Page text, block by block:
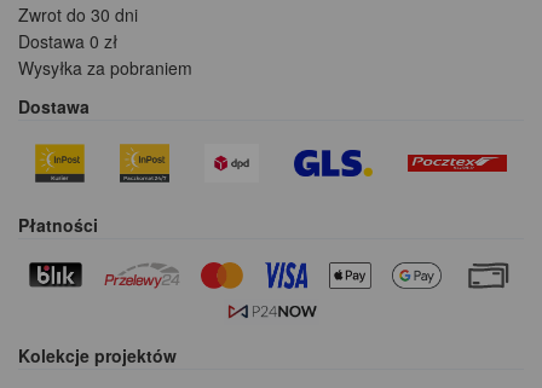
Zwrot do 30 dni
Dostawa 0 zł
Wysyłka za pobraniem
Dostawa
Płatności
Kolekcje projektów